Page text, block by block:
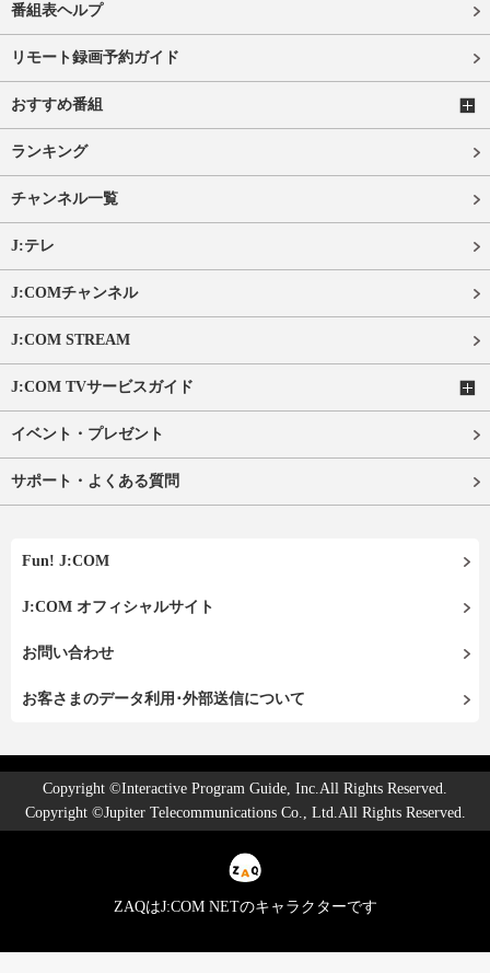
番組表ヘルプ
リモート録画予約ガイド
おすすめ番組
ランキング
チャンネル一覧
J:テレ
J:COMチャンネル
J:COM STREAM
J:COM TVサービスガイド
イベント・プレゼント
サポート・よくある質問
Fun! J:COM
J:COM オフィシャルサイト
お問い合わせ
お客さまのデータ利用･外部送信について
Copyright ©Interactive Program Guide, Inc.All Rights Reserved.
Copyright ©Jupiter Telecommunications Co., Ltd.All Rights Reserved.
ZAQはJ:COM NETのキャラクターです